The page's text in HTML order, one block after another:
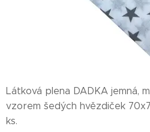
Látková plena DADKA jemná,
vzorem šedých hvězdiček
ks.